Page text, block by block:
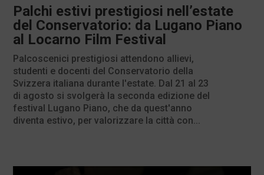
Palchi estivi prestigiosi nell’estate
del Conservatorio: da Lugano Piano
al Locarno Film Festival
Palcoscenici prestigiosi attendono allievi,
studenti e docenti del Conservatorio della
Svizzera italiana durante l'estate. Dal 21 al 23
di agosto si svolgerà la seconda edizione del
festival Lugano Piano, che da quest'anno
diventa estivo, per valorizzare la città con...